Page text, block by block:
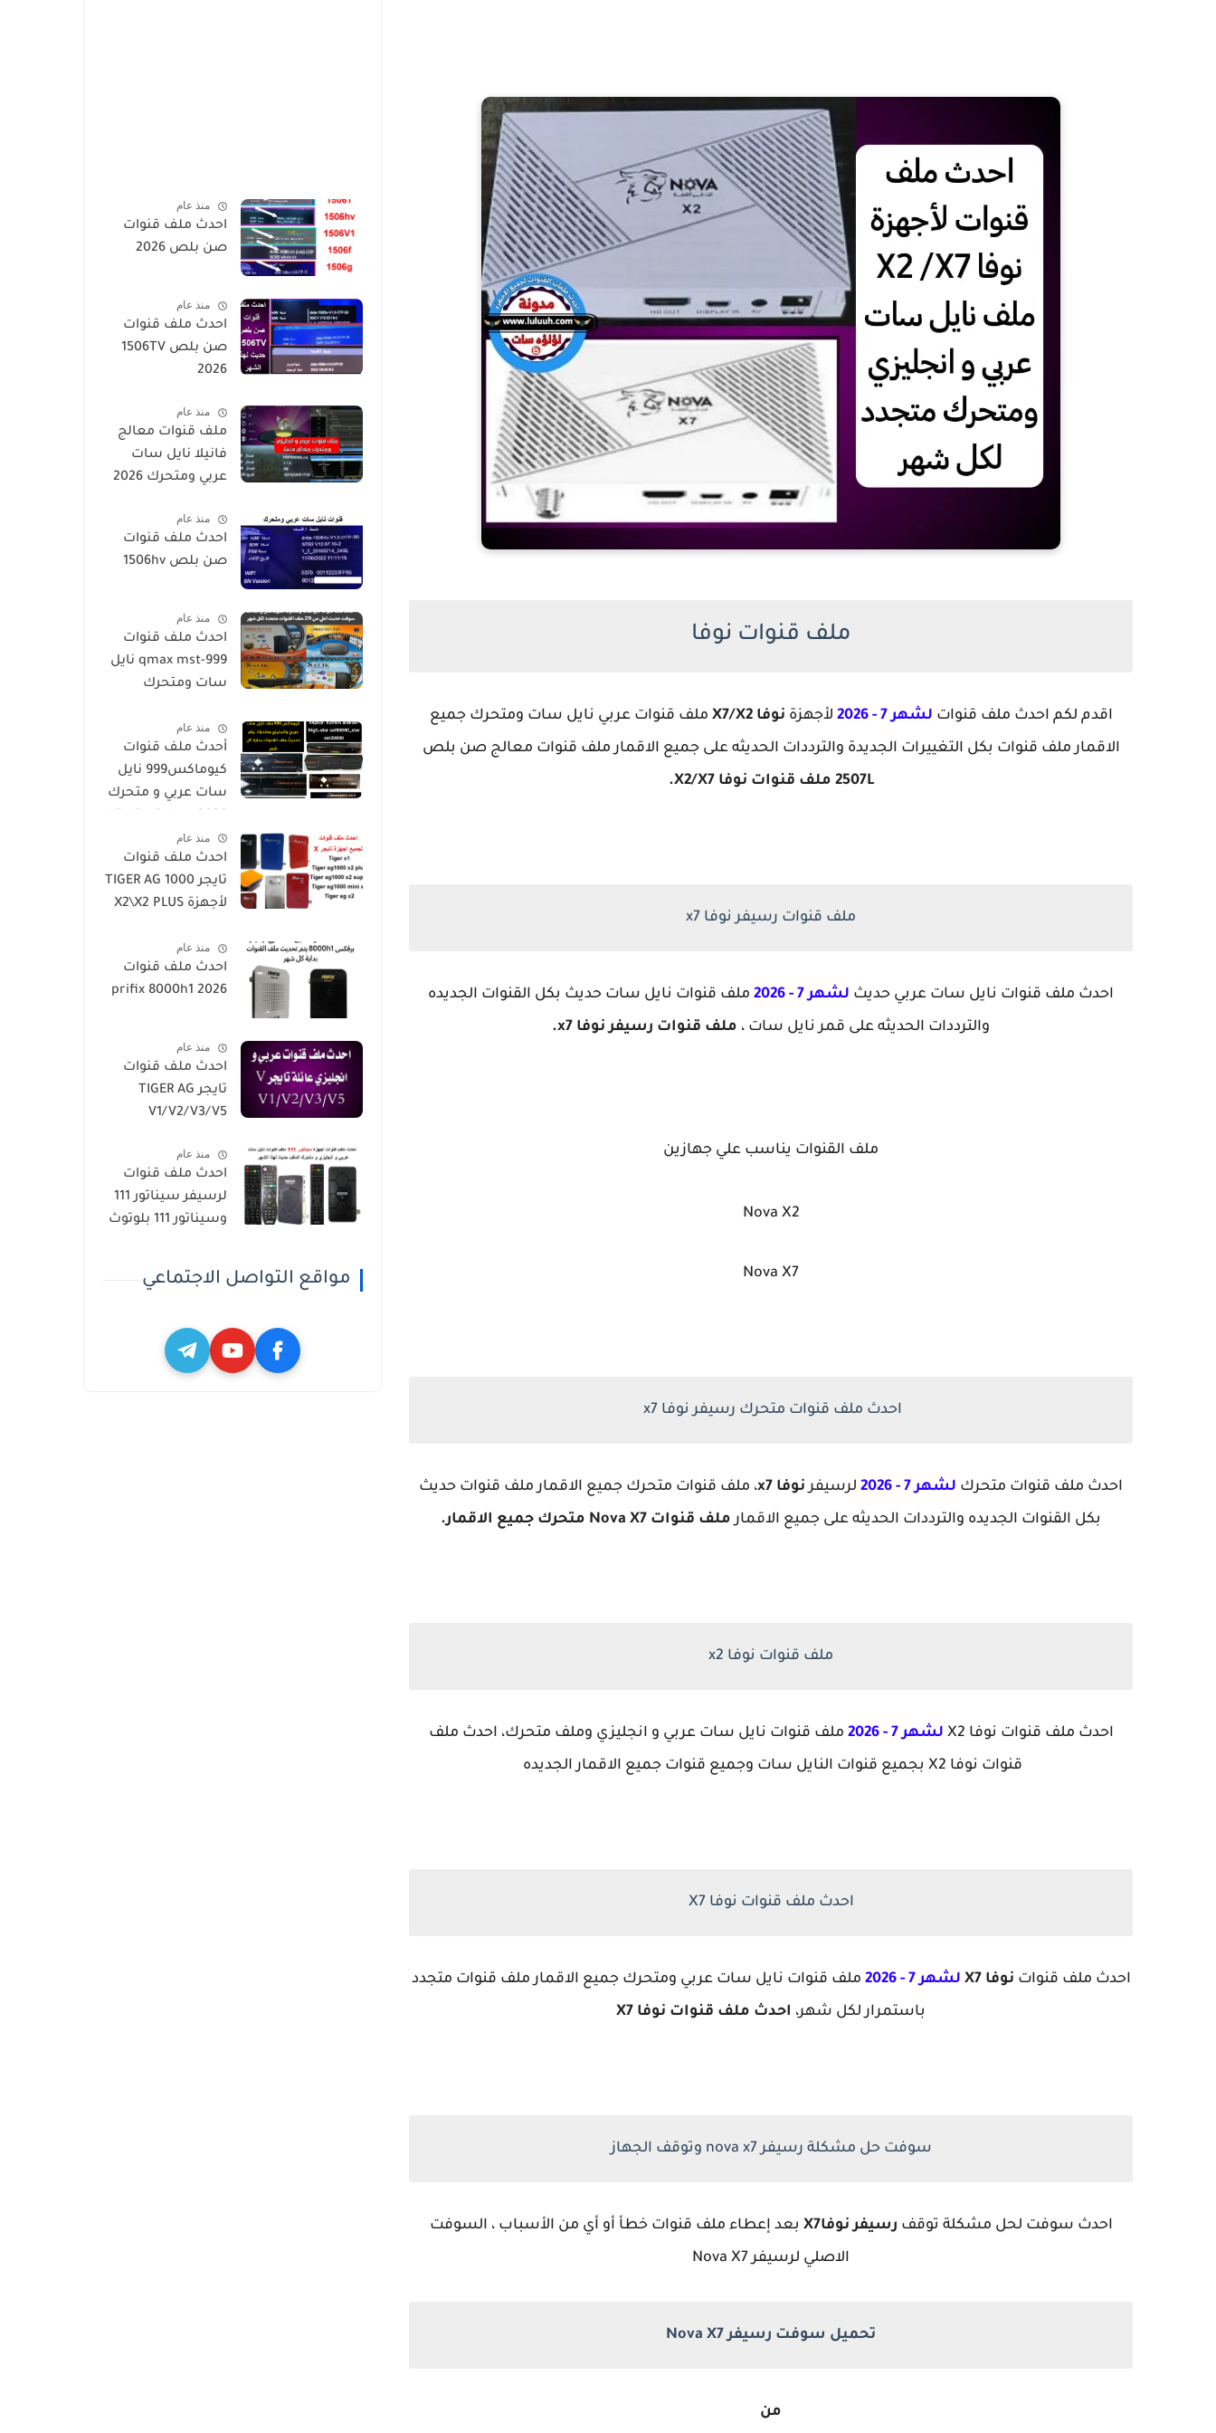
ملف قنوات نوفا
اقدم لكم احدث ملف قنوات لشهر 7 - 2026 لأجهزة نوفا X7/X2
ملف قنوات عربي نايل سات ومتحرك جميع
الاقمار ملف قنوات بكل التغييرات الجديدة والترددات الحديثه على جميع الاقمار ملف قنوات معالج صن بلص
2507L ملف قنوات نوفا X2/X7.
ملف قنوات رسيفر نوفا x7
احدث ملف قنوات نايل سات عربي حديث لشهر 7 - 2026
ملف قنوات نايل سات حديث بكل القنوات الجديده
والترددات الحديثه على قمر نايل سات ، ملف قنوات رسيفر نوفا x7.
ملف القنوات يناسب علي جهازين
Nova X2
Nova X7
احدث ملف قنوات متحرك رسيفر نوفا x7
احدث ملف قنوات متحرك لشهر 7 - 2026 لرسيفرنوفا x7
، ملف قنوات متحرك جميع الاقمار ملف قنوات حديث
بكل القنوات الجديده والترددات الحديثه على جميع الاقمارملف قنوات Nova X7 متحرك جميع الاقمار.
ملف قنوات نوفا x2
احدث ملف قنوات نوفا X2 لشهر 7 - 2026
ملف قنوات نايل سات عربي و انجليزي وملف متحرك، احدث ملف
قنوات نوفا X2 بجميع قنوات النايل سات وجميع قنوات جميع الاقمار الجديده
احدث ملف قنوات نوفا X7
احدث ملف قنوات نوفا X7 لشهر 7 - 2026
ملف قنوات نايل سات عربي ومتحرك جميع الاقمار ملف قنوات متجدد
باستمرار لكل شهر، احدث ملف قنوات نوفا X7
سوفت حل مشكلة رسيفر nova x7 وتوقف الجهاز
احدث سوفت لحل مشكلة توقف رسيفر نوفاX7
بعد إعطاء ملف قنوات خطأ أو أي من الأسباب ، السوفت
الاصلي لرسيفر Nova X7
تحميل سوفت رسيفر Nova X7
من
منذ عام
احدث ملف قنوات
صن بلص 2026
منذ عام
احدث ملف قنوات
صن بلص 1506TV
2026
منذ عام
ملف قنوات معالج
فانيلا نايل سات
عربي ومتحرك 2026
منذ عام
احدث ملف قنوات
صن بلص 1506hv
منذ عام
احدث ملف قنوات
qmax mst-999 نايل
سات ومتحرك
H1 Mini-Qmax H2
Mini 2 USB-SALIK
H3 Mini-Salik H2
منذ عام
أحدث ملف قنوات
كيوماكس999 نايل
سات عربي و متحرك
h4plus-h2mini-
h1g3-star
sat90000_star
sat20000
منذ عام
احدث ملف قنوات
تايجر TIGER AG 1000
لأجهزة X2\X2 PLUS
منذ عام
احدث ملف قنوات
prifix 8000h1 2026
منذ عام
احدث ملف قنوات
تايجر TIGER AG
V1/V2/V3/V5
منذ عام
احدث ملف قنوات
لرسيفر سيناتور 111
وسيناتور 111 بلوتوث
مواقع التواصل الاجتماعي